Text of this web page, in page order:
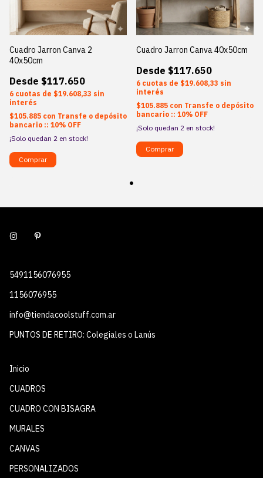
Cuadro Jarron Canva 2
40x50cm
$117.650
6 $19.608,33 sin
interés
$105.885 con Transfe o depósito
bancario :: 10% OFF
¡Solo quedan 2 en stock!
Cuadro Jarron Canva 40x50cm
$117.650
6 $19.608,33 sin
interés
$105.885 con Transfe o depósito
bancario :: 10% OFF
¡Solo quedan 2 en stock!
5491156076955
1156076955
info@tiendacoolstuff.com.ar
PUNTOS DE RETIRO: Colegiales o Lanús
Inicio
CUADROS
CUADRO CON BISAGRA
MURALES
CANVAS
PERSONALIZADOS